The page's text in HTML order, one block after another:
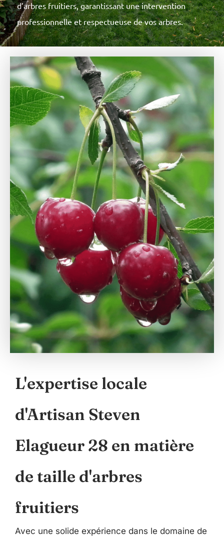
d’arbres fruitiers, garantissant une intervention
professionnelle et respectueuse de vos arbres.
L'expertise locale
d'Artisan Steven
Elagueur 28 en matière
de taille d'arbres
fruitiers
Avec une solide expérience dans le domaine de